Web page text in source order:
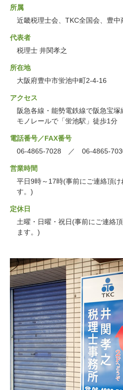
所属
近畿税理士会、TKC全国会、豊
代表者
税理士 井関孝之
所在地
大阪府豊中市蛍池中町2-4-16
アクセス
阪急各線・能勢電鉄線で阪急宝
モノレールで「蛍池駅」徒歩1分
電話番号／FAX番号
06-4865-7028 ／ 06-4865-
営業時間
平日9時～17時(事前にご連絡頂
す。)
定休日
土曜・日曜・祝日(事前にご連絡
ます。)